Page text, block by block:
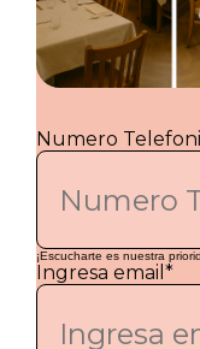
Numero
¡Escucharte es nuestra
Ingresa email*